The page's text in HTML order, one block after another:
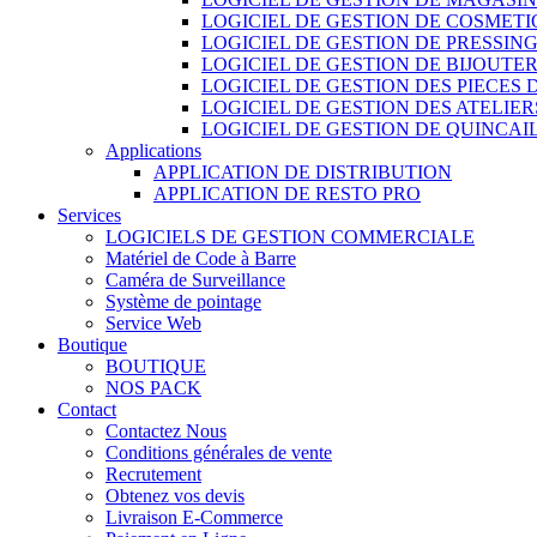
LOGICIEL DE GESTION DE
LOGICIEL DE GESTION DE PRESSING
LOGICIEL DE GESTION DE
LOGICIEL DE GESTION DES PIECES
LOGICIEL DE GESTION DES
LOGICIEL DE GESTION DE
Applications
APPLICATION DE DISTRIBUTION
APPLICATION DE RESTO PRO
Services
LOGICIELS DE GESTION COMMERCIALE
Matériel de Code à Barre
Caméra de Surveillance
Système de pointage
Service Web
Boutique
BOUTIQUE
NOS PACK
Contact
Contactez Nous
Conditions générales de vente
Recrutement
Obtenez vos devis
Livraison E-Commerce